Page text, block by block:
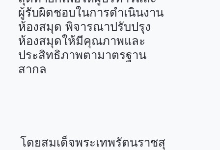
ผู้รับผิดชอบในการดำเนินงาน
ห้องสมุด พิจารณาปรับปรุง
ห้องสมุดให้มีคุณภาพและ
ประสิทธิภาพตามาตรฐาน
สากล
โดยสมเด็จพระเทพรัตนราชสุ